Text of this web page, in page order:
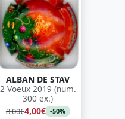
ALBAN DE STAV
2 Voeux 2019 (num.
300 ex.)
8,00€4,00€ -50%